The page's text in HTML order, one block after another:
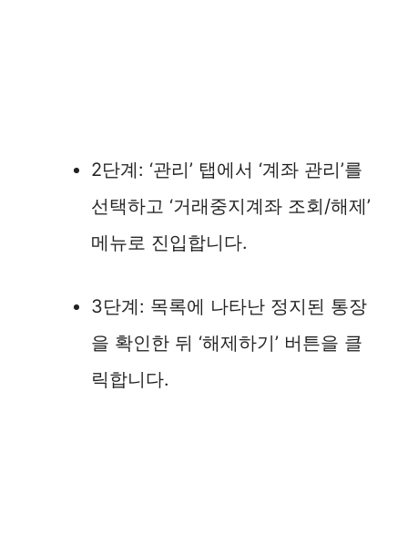
2단계: ‘관리’ 탭에서 ‘계좌 관리’를
선택하고 ‘거래중지계좌 조회/해제’
메뉴로 진입합니다.
3단계: 목록에 나타난 정지된 통장
을 확인한 뒤 ‘해제하기’ 버튼을 클
릭합니다.